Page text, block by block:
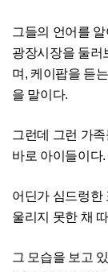
그들의 언어를
광장시장을 둘러
며, 케이팝을 듣
을 말이다.
그런데 그런 가
바로 아이들이다.
어딘가 심드렁한
울리지 못한 채
그 모습을 보고